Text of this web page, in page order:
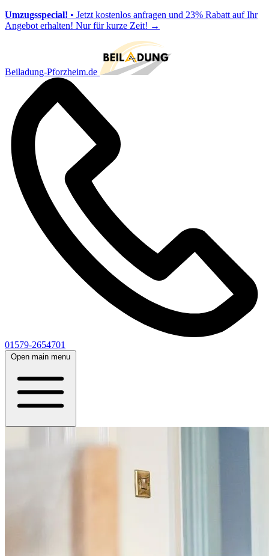
Umzugsspecial! • Jetzt kostenlos anfragen und 23% Rabatt auf Ihr
Angebot erhalten! Nur für kurze Zeit! →
Beiladung-Pforzheim.de
01579-2654701
Open main menu